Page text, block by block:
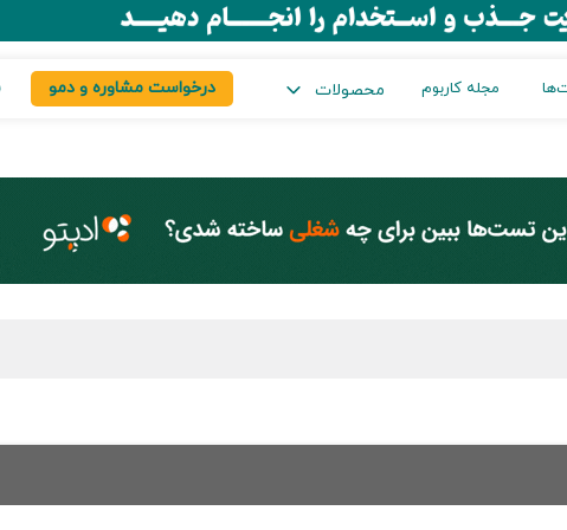
مجله کاربوم محصولات درخواست مشاوره و دمو